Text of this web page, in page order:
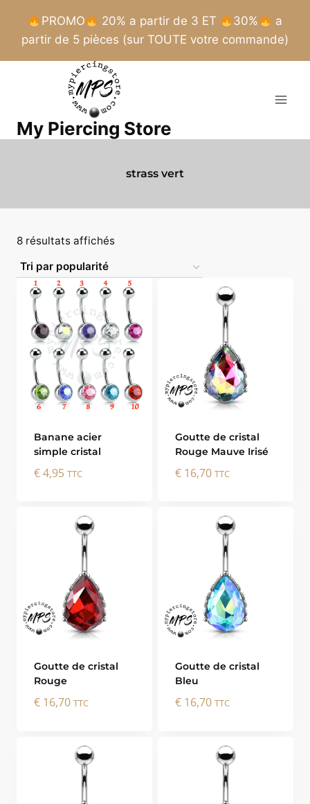
PROMO 20% a partir de 3 ET 30%
a
partir de 5 pièces (sur TOUTE votre commande)
My Piercing Store
strass vert
8 résultats affichésTrié
popularité
Banane acier
simple cristal
€4,95 TTC
Goutte de cristal
Rouge Mauve Irisé
€16,70 TTC
Goutte de cristal
Rouge
€16,70 TTC
Goutte de cristal
Bleu
€16,70 TTC